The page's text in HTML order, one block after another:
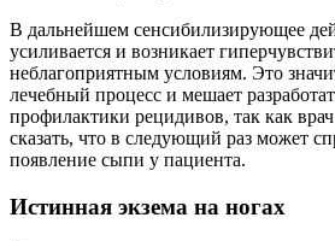
В дальнейшем сенсибилизирующее
усиливается и возникает
неблагоприятным условиям. Это
лечебный процесс и мешает
профилактики рецидивов, так как
сказать, что в следующий раз может
появление сыпи у пациента.
Истинная экзема на ногах